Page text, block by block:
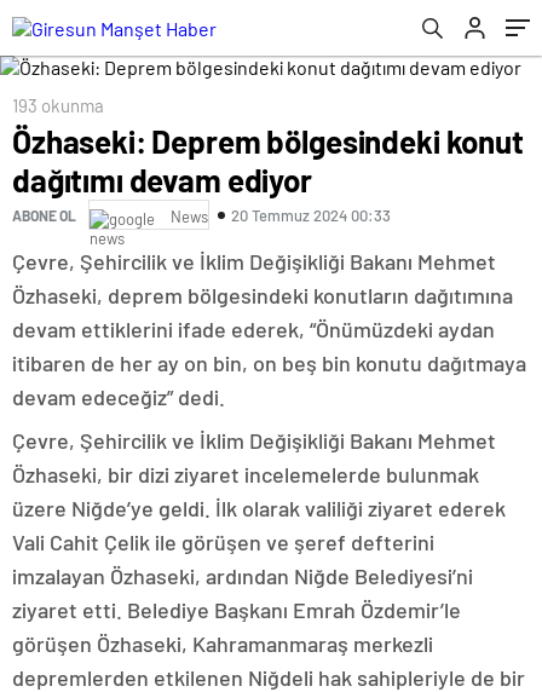
193 okunma
Özhaseki: Deprem bölgesindeki konut
dağıtımı devam ediyor
ABONE OL News 20 Temmuz 2024 00:33
Çevre, Şehircilik ve İklim Değişikliği Bakanı Mehmet
Özhaseki, deprem bölgesindeki konutların dağıtımına
devam ettiklerini ifade ederek, “Önümüzdeki aydan
itibaren de her ay on bin, on beş bin konutu dağıtmaya
devam edeceğiz” dedi.
Çevre, Şehircilik ve İklim Değişikliği Bakanı Mehmet
Özhaseki, bir dizi ziyaret incelemelerde bulunmak
üzere Niğde’ye geldi. İlk olarak valiliği ziyaret ederek
Vali Cahit Çelik ile görüşen ve şeref defterini
imzalayan Özhaseki, ardından Niğde Belediyesi’ni
ziyaret etti. Belediye Başkanı Emrah Özdemir’le
görüşen Özhaseki, Kahramanmaraş merkezli
depremlerden etkilenen Niğdeli hak sahipleriyle de bir